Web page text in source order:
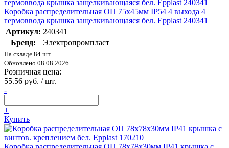
Коробка распределительная ОП 75х45мм IP54 4 выхода 4
гермоввода крышка защелкивающаяся бел. Epplast 240341
Артикул: 240341
Бренд:
Электропромпласт
На складе 84 шт.
Обновлено 08.08.2026
Розничная цена:
55.56 руб. / шт.
-
+
Купить